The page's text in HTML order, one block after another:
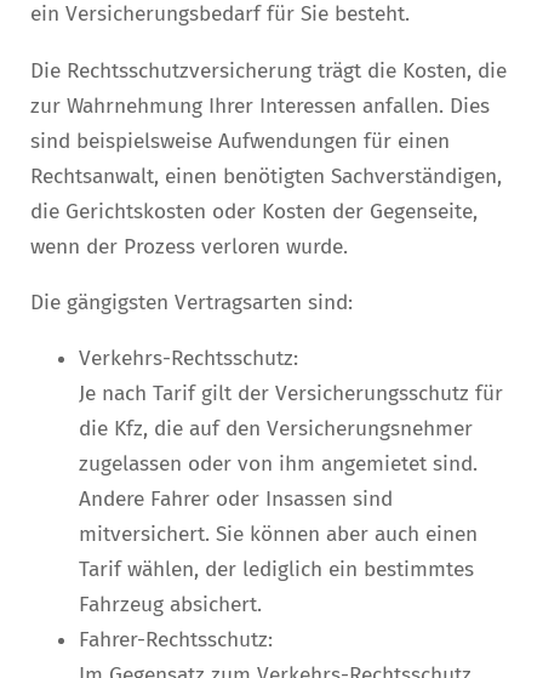
ein Versicherungsbedarf für Sie besteht.
Die Rechtsschutzversicherung trägt die Kosten, die
zur Wahrnehmung Ihrer Interessen anfallen. Dies
sind beispielsweise Aufwendungen für einen
Rechtsanwalt, einen benötigten Sachverständigen,
die Gerichtskosten oder Kosten der Gegenseite,
wenn der Prozess verloren wurde.
Die gängigsten Vertragsarten sind:
Verkehrs-Rechtsschutz:
Je nach Tarif gilt der Versicherungsschutz für
die Kfz, die auf den Versicherungsnehmer
zugelassen oder von ihm angemietet sind.
Andere Fahrer oder Insassen sind
mitversichert. Sie können aber auch einen
Tarif wählen, der lediglich ein bestimmtes
Fahrzeug absichert.
Fahrer-Rechtsschutz: